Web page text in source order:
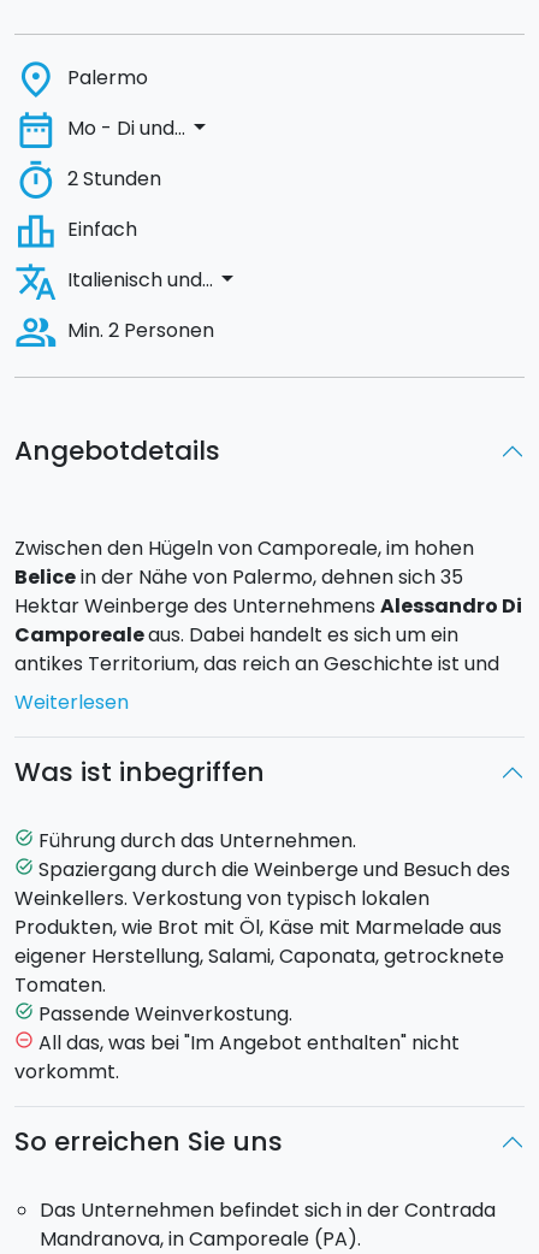
Angebotdetails
Zwischen den Hügeln von Camporeale, im hohen
Belicein der Nähe von Palermo, dehnen sich 35
Hektar Weinberge des Unternehmens Alessandro Di
Camporealeaus. Dabei handelt es sich um ein
antikes Territorium, das reich an Geschichte ist und
auf dem die Landwirtschaft immer eine der
einem idealen für den Weinanbau machen.
denantiken Kellerder Weinherstellung.
Während der Besichtigung werden euch die
Eigentümer über die Geschichte der Familie und des
Unternehmens erzählen, als auch über die
Techniken der Kultivierungund die
Produktionsvorgänge.
Zum Schluss könnt ihr euch auf eine
aller dort hergestellten Weinefreuen zusammen,
mitSpezialitäten des Territoriums
Salami, Caponata, getrocknete Tomaten, Oliven.
Weiterlesen
Was ist inbegriffen
task_alt Führung durch das Unternehmen.
task_alt Spaziergang durch die Weinberge und Besuch des
Weinkellers. Verkostung von typisch lokalen
Produkten, wie Brot mit Öl, Käse mit Marmelade aus
eigener Herstellung, Salami, Caponata, getrocknete
Tomaten.
task_alt Passende Weinverkostung.
remove_circle_outline All das, was bei "Im Angebot enthalten" nicht
vorkommt.
So erreichen Sie uns
Das Unternehmen befindet sich in der Contrada
Mandranova, in Camporeale (PA).
place Palermo
date_range Mo - Di und... arrow_drop_down
timer 2 Stunden
leaderboard Einfach
translate Italienisch und... arrow_drop_down
people_alt Min. 2 Personen